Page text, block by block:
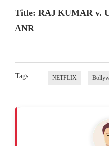
Title: RAJ KUMAR v.
ANR
Tags NETFLIX